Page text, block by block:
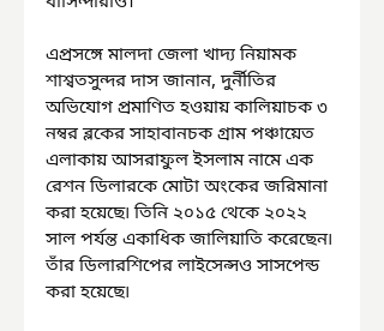
এপ্রসঙ্গে মালদা জেলা খাদ্য নিয়ামক
শাশ্বতসুন্দর দাস জানান, দুর্নীতির
অভিযোগ প্রমাণিত হওয়ায় কালিয়াচক ৩
নম্বর ব্লকের সাহাবানচক গ্রাম পঞ্চায়েত
এলাকায় আসরাফুল ইসলাম নামে এক
রেশন ডিলারকে মোটা অংকের জরিমানা
করা হয়েছে৷ তিনি ২০১৫ থেকে ২০২২
সাল পর্যন্ত একাধিক জালিয়াতি করেছেন৷
তাঁর ডিলারশিপের লাইসেন্সও সাসপেন্ড
করা হয়েছে৷